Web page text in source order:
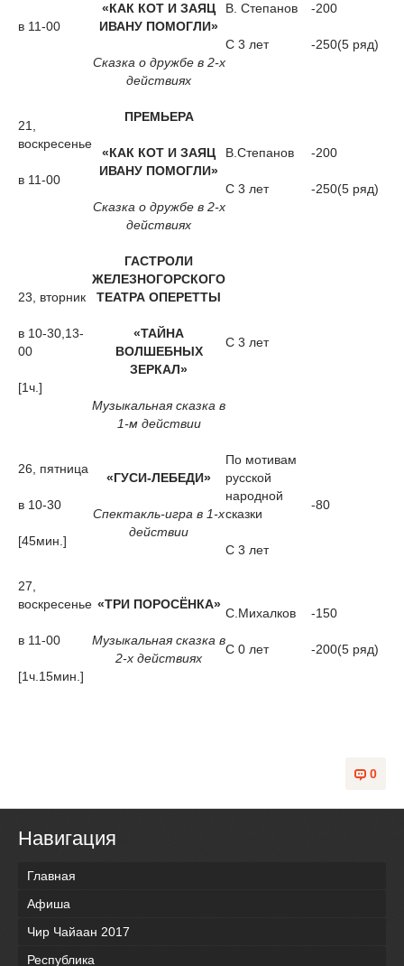
в 11-00
«КАК КОТ И ЗАЯЦ
ИВАНУ ПОМОГЛИ»
Сказка о дружбе в 2-х
действиях
В. Степанов
С 3 лет
-200
-250(5 ряд)
21,
воскресенье
в 11-00
ПРЕМЬЕРА
«КАК КОТ И ЗАЯЦ
ИВАНУ ПОМОГЛИ»
Сказка о дружбе в 2-х
действиях
В.Степанов
С 3 лет
-200
-250(5 ряд)
23, вторник
в 10-30,13-
00
[1ч.]
ГАСТРОЛИ
ЖЕЛЕЗНОГОРСКОГО
ТЕАТРА ОПЕРЕТТЫ
«ТАЙНА
ВОЛШЕБНЫХ
ЗЕРКАЛ»
Музыкальная сказка в
1-м действии
С 3 лет
26, пятница
в 10-30
[45мин.]
«ГУСИ-ЛЕБЕДИ»
Спектакль-игра в 1-х
действии
По мотивам
русской
народной
сказки
С 3 лет
-80
27,
воскресенье
в 11-00
[1ч.15мин.]
«ТРИ ПОРОСЁНКА»
Музыкальная сказка в
2-х действиях
С.Михалков
С 0 лет
-150
-200(5 ряд)
0
Навигация
Главная
Афиша
Чир Чайаан 2017
Республика